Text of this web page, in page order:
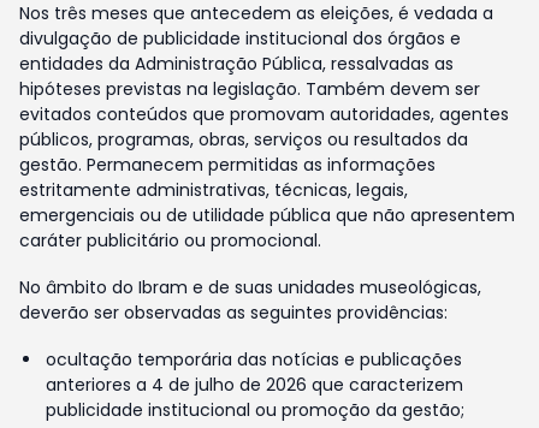
Nos três meses que antecedem as eleições, é vedada a
divulgação de publicidade institucional dos órgãos e
entidades da Administração Pública, ressalvadas as
hipóteses previstas na legislação. Também devem ser
evitados conteúdos que promovam autoridades, agentes
públicos, programas, obras, serviços ou resultados da
gestão. Permanecem permitidas as informações
estritamente administrativas, técnicas, legais,
emergenciais ou de utilidade pública que não apresentem
caráter publicitário ou promocional.
No âmbito do Ibram e de suas unidades museológicas,
deverão ser observadas as seguintes providências:
ocultação temporária das notícias e publicações
anteriores a 4 de julho de 2026 que caracterizem
publicidade institucional ou promoção da gestão;